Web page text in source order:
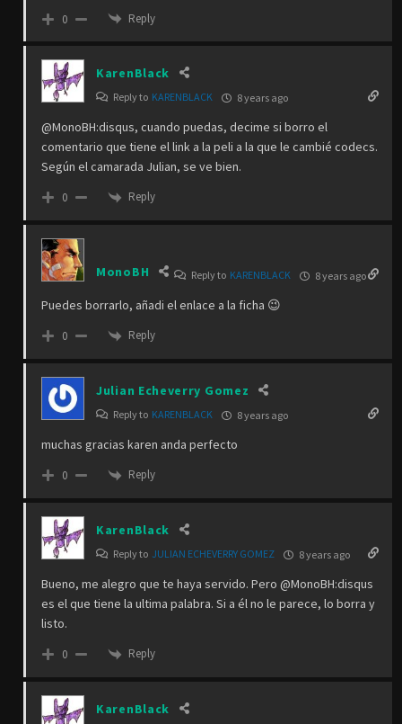
0 Reply
KarenBlack
Reply to KARENBLACK 8 years ago
@MonoBH:disqus, cuando puedas, decime si borro el
comentario que tiene el link a la peli a la que le cambié codecs.
Según el camarada Julian, se ve bien.
0 Reply
MonoBH Reply to KARENBLACK 8 years ago
Puedes borrarlo, añadi el enlace a la ficha 😉
0 Reply
Julian Echeverry Gomez
Reply to KARENBLACK 8 years ago
muchas gracias karen anda perfecto
0 Reply
KarenBlack
Reply to JULIAN ECHEVERRY GOMEZ 8 years ago
Bueno, me alegro que te haya servido. Pero @MonoBH:disqus
es el que tiene la ultima palabra. Si a él no le parece, lo borra y
listo.
0 Reply
KarenBlack